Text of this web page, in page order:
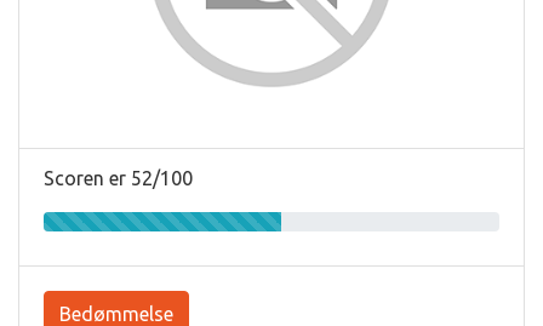
Scoren er 52/100
Bedømmelse